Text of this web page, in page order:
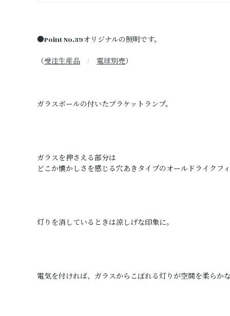
●Point No.39オリジナルの照明です。
（受注生産品 / 電球別売）
ガラスボールの付いたブラケットランプ。
ガラスを押さえる部分は
どこか懐かしさを感じる穴あきタイプのオールドライクフ
灯りを消しているときは涼しげな印象に。
電気を付ければ、ガラスからこぼれる灯りが空間を柔らか